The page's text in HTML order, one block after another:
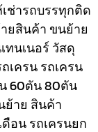
เช่ารถบรรทุกติด
ยสินค้า ขนย้าย
ทนเนอร์ วัสดุ
เครน รถเครน
60ตัน 80ตัน
ย้าย สินค้า
ดือน รถเครนยก